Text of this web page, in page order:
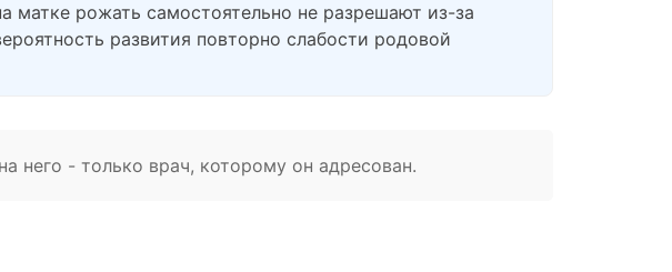
матке рожать самостоятельно не разрешают из-за
развития повторно слабости родовой
него - только врач, которому он адресован.